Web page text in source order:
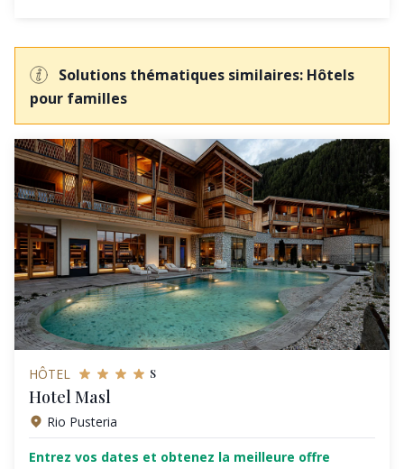
Solutions thématiques similaires: Hôtels
pour familles
HÔTEL s
Hotel Masl
Rio Pusteria
Entrez vos dates et obtenez la meilleure offre